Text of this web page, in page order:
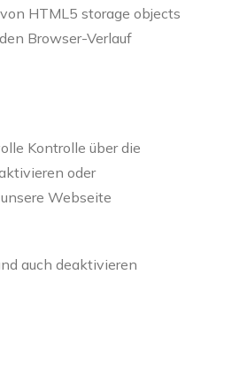
HTML5 storage objects
Browser-Verlauf
Kontrolle über die
oder
Webseite
auch deaktivieren